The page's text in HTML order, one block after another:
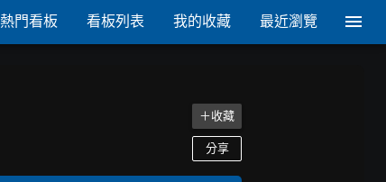
熱門看板 看板列表 我的收藏 最近瀏覽
＋收藏
分享